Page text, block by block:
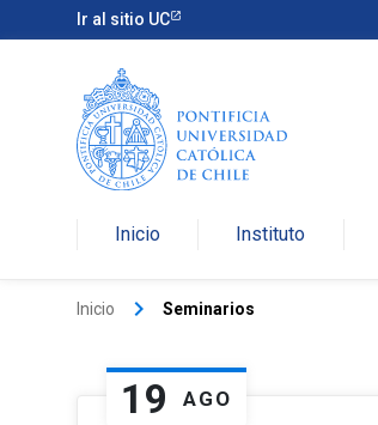
Ir al sitio UC
Inicio Instituto
Inicio keyboard_arrow_right Seminarios
19 AGO